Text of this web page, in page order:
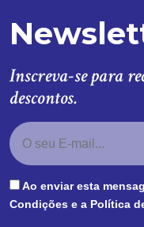
Inscreva-se para
descontos.
Ao enviar esta
Condições e a Política